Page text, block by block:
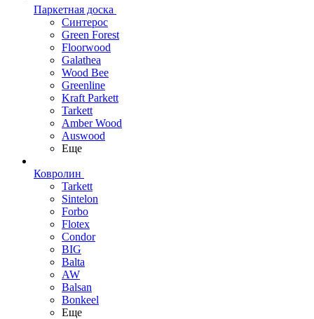
Паркетная доска
Синтерос
Green Forest
Floorwood
Galathea
Wood Bee
Greenline
Kraft Parkett
Tarkett
Amber Wood
Auswood
Еще
Ковролин
Tarkett
Sintelon
Forbo
Flotex
Condor
BIG
Balta
AW
Balsan
Bonkeel
Еще